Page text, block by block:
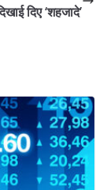
दिए ‘शहजादे’